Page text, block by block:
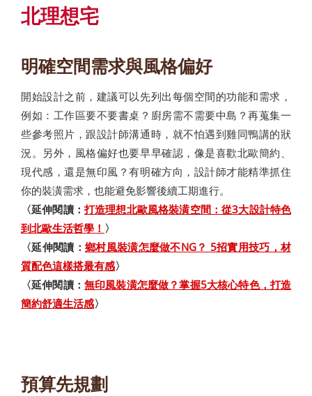
北理想宅
明確空間需求與風格偏好
開始設計之前，建議可以先列出每個空間的功能和需求，
例如：工作區要不要書桌？廚房需不需要中島？再蒐集一
些參考照片，跟設計師溝通時，就不怕遇到雞同鴨講的狀
況。另外，風格偏好也要早早確認，像是喜歡北歐簡約、
現代感，還是無印風？有明確方向，設計師才能精準抓住
你的裝潢需求，也能避免影響後續工期進行。
〈延伸閱讀：打造理想北歐風格裝潢空間：從3大設計特色
到北歐生活哲學！ 〉
〈延伸閱讀： 鄉村風裝潢怎麼做不NG？ 5招實用技巧，材
質配色這樣搭最有感〉
〈延伸閱讀： 無印風裝潢怎麼做？掌握5大核心特色，打造
簡約舒適生活感〉
預算先規劃